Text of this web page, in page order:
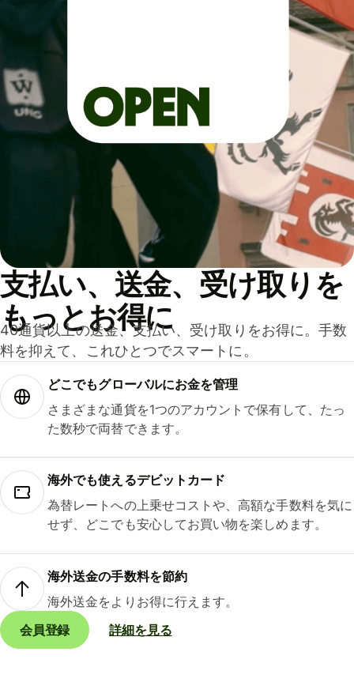
支払い、送金、受け取りを
もっとお得に
40通貨以上の送金、支払い、受け取りをお得に。手数
料を抑えて、これひとつでスマートに。
どこでもグ⁠ロ⁠ー⁠バ⁠ルにお金を管理
さまざまな通貨を1つのアカウントで保有して、たっ
た数秒で両替できます。
海外でも使えるデビットカード
為替レートへの上乗せコストや、高額な手数料を気に
せず、どこでも安心してお買い物を楽しめます。
海外送金の手数料を節約
海外送金をよりお得に行えます。
会員登録
詳細を見る